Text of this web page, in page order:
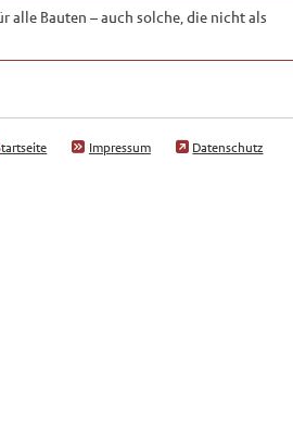
alle Bauten – auch solche, die nicht als
Impressum Datenschutz